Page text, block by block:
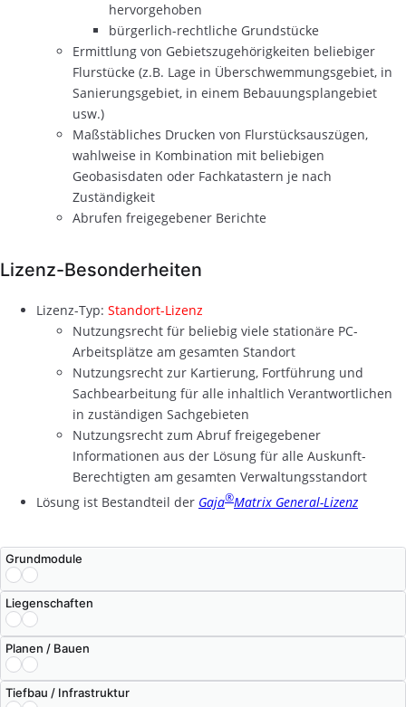
hervorgehoben
bürgerlich-rechtliche Grundstücke
Ermittlung von Gebietszugehörigkeiten beliebiger
Flurstücke (z.B. Lage in Überschwemmungsgebiet, in
Sanierungsgebiet, in einem Bebauungsplangebiet
usw.)
Maßstäbliches Drucken von Flurstücksauszügen,
wahlweise in Kombination mit beliebigen
Geobasisdaten oder Fachkatastern je nach
Zuständigkeit
Abrufen freigegebener Berichte
Lizenz-Besonderheiten
Lizenz-Typ: Standort-Lizenz
Nutzungsrecht für beliebig viele stationäre PC-
Arbeitsplätze am gesamten Standort
Nutzungsrecht zur Kartierung, Fortführung und
Sachbearbeitung für alle inhaltlich Verantwortlichen
in zuständigen Sachgebieten
Nutzungsrecht zum Abruf freigegebener
Informationen aus der Lösung für alle Auskunft-
Berechtigten am gesamten Verwaltungsstandort
Lösung ist Bestandteil der Gaja®Matrix General-Lizenz
Grundmodule
Liegenschaften
Planen / Bauen
Tiefbau / Infrastruktur